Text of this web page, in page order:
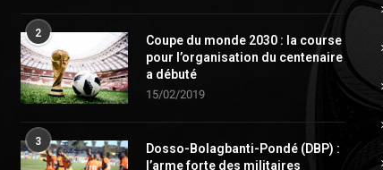
2
Coupe du monde 2030 : la course
pour l’organisation du centenaire
a débuté
15/02/2019
3
Dosso-Bolagbanti-Pondé (DBP) :
l’arme forte des militaires